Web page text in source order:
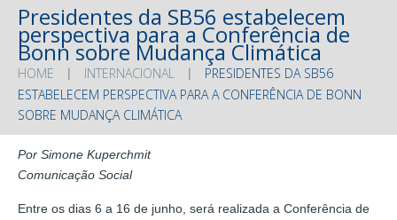
Presidentes da SB56 estabelecem
perspectiva para a Conferência de
Bonn sobre Mudança Climática
HOME INTERNACIONAL
PRESIDENTES DA SB56
ESTABELECEM PERSPECTIVA PARA A CONFERÊNCIA DE BONN
SOBRE MUDANÇA CLIMÁTICA
Por Simone Kuperchmit
Comunicação Social
Entre os dias 6 a 16 de junho, será realizada a Conferência de